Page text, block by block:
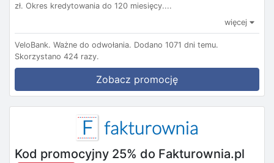
zł. Okres kredytowania do 120 miesięcy....
więcej
VeloBank. Ważne do odwołania. Dodano 1071 dni temu.
Skorzystano 424 razy.
Zobacz promocję
Kod promocyjny 25% do Fakturownia.pl